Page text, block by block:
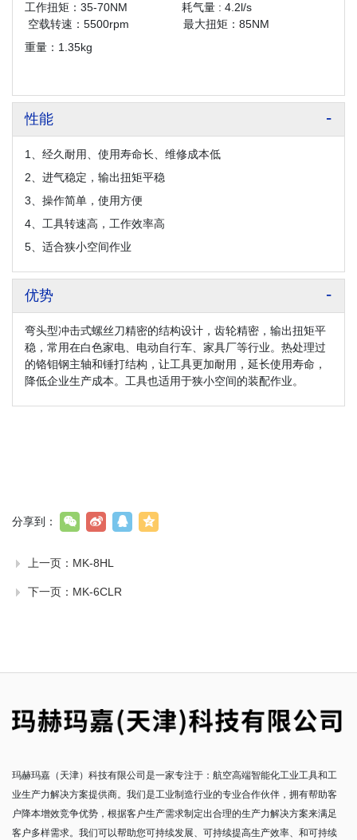
工作扭矩：35-70NM 耗气量 : 4.2l/s
空载转速：5500rpm 最大扭矩：85NM
重量：1.35kg
性能
1、经久耐用、使用寿命长、维修成本低
2、进气稳定，输出扭矩平稳
3、操作简单，使用方便
4、工具转速高，工作效率高
5、适合狭小空间作业
优势
弯头型冲击式螺丝刀精密的结构设计，齿轮精密，输出扭矩平
稳，常用在白色家电、电动自行车、家具厂等行业。热处理过
的铬钼钢主轴和锤打结构，让工具更加耐用，延长使用寿命，
降低企业生产成本。工具也适用于狭小空间的装配作业。
上一页： MK-8HL
下一页： MK-6CLR
分享到：
玛赫玛嘉（天津）科技有限公司是一家专注于：航空高端智能化工业工具和工
业生产力解决方案提供商。我们是工业制造行业的专业合作伙伴，拥有帮助客
户降本增效竞争优势，根据客户生产需求制定出合理的生产力解决方案来满足
客户多样需求。我们可以帮助您可持续发展、可持续提高生产效率、和可持续